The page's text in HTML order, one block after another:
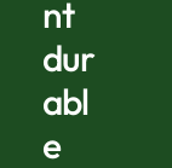
nt
dur
abl
e